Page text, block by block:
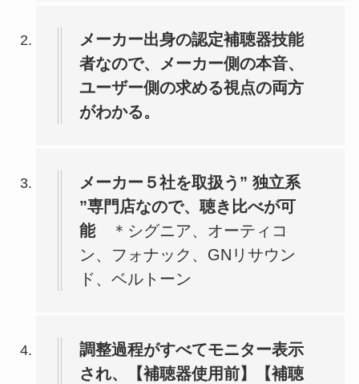
メーカー出身の認定補聴器技能
者なので、メーカー側の本音、
ユーザー側の求める視点の両方
がわかる。
メーカー５社を取扱う” 独立系
”専門店なので、聴き比べが可
能
＊シグニア、オーティコ
ン、フォナック、GNリサウン
ド、ベルトーン
調整過程がすべてモニター表示
され、【補聴器使用前】【補聴